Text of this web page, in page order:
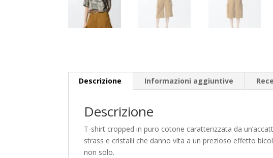
Descrizione Informazioni aggiuntive
Descrizione
T-shirt cropped in puro cotone caratterizzata da
strass e cristalli che danno vita a un prezioso effetto
non solo.